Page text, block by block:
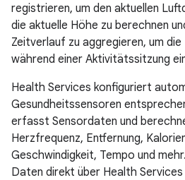
registrieren, um den aktuellen
die aktuelle Höhe zu berechnen
Zeitverlauf zu aggregieren, um die
während einer Aktivitätssitzung
Health Services konfiguriert
Gesundheitssensoren
erfasst Sensordaten und
Herzfrequenz, Entfernung,
Geschwindigkeit, Tempo und
Daten direkt über Health